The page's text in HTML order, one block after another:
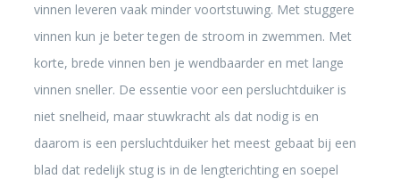
vinnen leveren vaak minder voortstuwing. Met stuggere
vinnen kun je beter tegen de stroom in zwemmen. Met
korte, brede vinnen ben je wendbaarder en met lange
vinnen sneller. De essentie voor een persluchtduiker is
niet snelheid, maar stuwkracht als dat nodig is en
daarom is een persluchtduiker het meest gebaat bij een
blad dat redelijk stug is in de lengterichting en soepel